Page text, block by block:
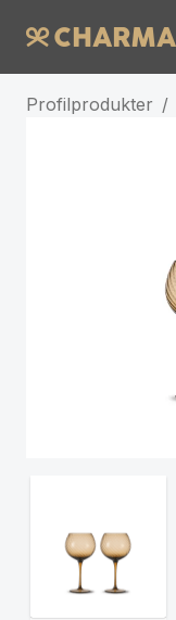
Profilprodukter /